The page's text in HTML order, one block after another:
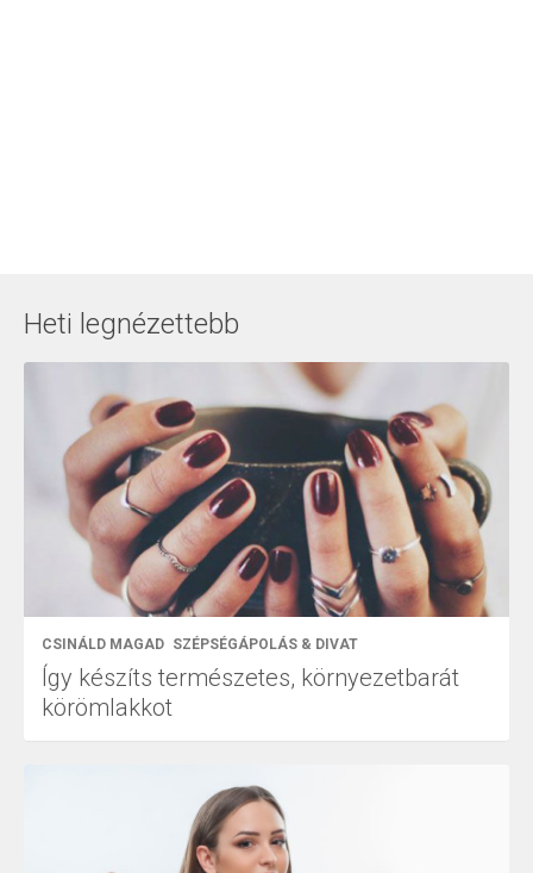
Heti legnézettebb
CSINÁLD MAGAD SZÉPSÉGÁPOLÁS & DIVAT
Így készíts természetes, környezetbarát
körömlakkot